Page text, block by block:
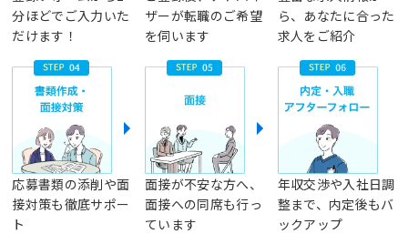
分ほどでご入力いた
だけます！
ザーが転職のご希望
を伺います
ら、あなたに合った
求人をご紹介
応募書類の添削や面
接対策も徹底サポー
ト
面接が不安な方へ、
面接への同席も行っ
ています
年収交渉や入社日調
整まで、内定後もバ
ックアップ